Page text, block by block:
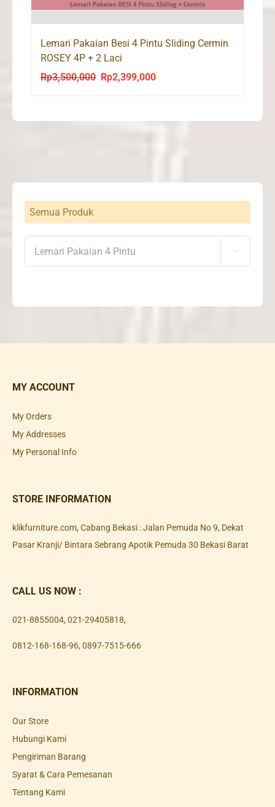
Lemari Pakaian Besi 4 Pintu Sliding Cermin
ROSEY 4P + 2 Laci
Rp3,500,000
Original
Rp2,399,000Current
Semua Produk

MY ACCOUNT
My Orders
My Addresses
My Personal Info
STORE INFORMATION
klikfurniture.com, Cabang Bekasi : Jalan Pemuda No 9, Dekat
Pasar Kranji/ Bintara Sebrang Apotik Pemuda 30 Bekasi Barat
CALL US NOW :
021-8855004, 021-29405818,
0812-168-168-96, 0897-7515-666
INFORMATION
Our Store
Hubungi Kami
Pengiriman Barang
Syarat & Cara Pemesanan
Tentang Kami